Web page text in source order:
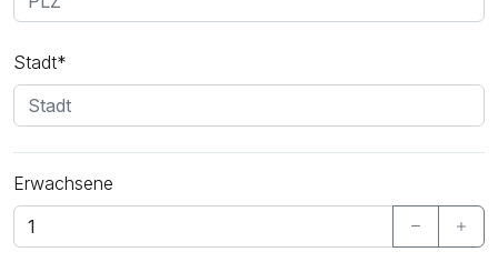
Stadt*
Erwachsene